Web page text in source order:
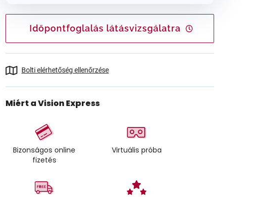
Időpontfoglalás látásvizsgálatra
Bolti elérhetőség ellenőrzése
Miért a Vision Express
Bizonságos online
fizetés
Virtuális próba